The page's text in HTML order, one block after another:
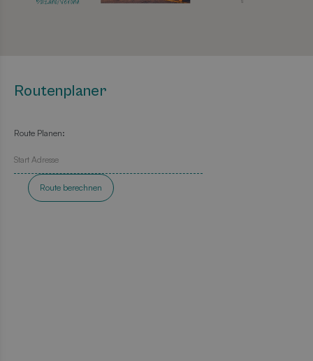
Routenplaner
Route Planen:
Route berechnen